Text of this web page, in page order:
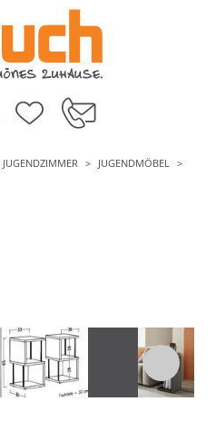
JUGENDMÖBEL